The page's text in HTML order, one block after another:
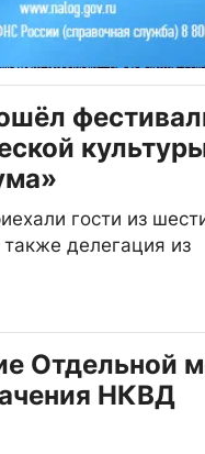
гости из
делегация из
Отдельной
НКВД